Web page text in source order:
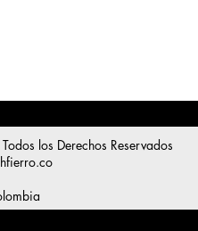
los Derechos Reservados